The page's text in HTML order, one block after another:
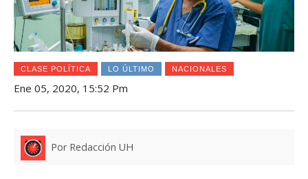
CLASE POLÍTICA LO ÚLTIMO NACIONALES
Ene 05, 2020, 15:52 Pm
Por Redacción UH